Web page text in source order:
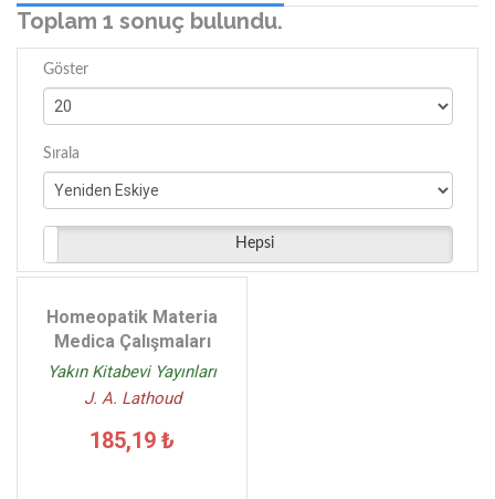
Toplam 1 sonuç bulundu.
Göster
Sırala
Hepsi
Homeopatik Materia
Medica Çalışmaları
Yakın Kitabevi Yayınları
J. A. Lathoud
185,19 ₺